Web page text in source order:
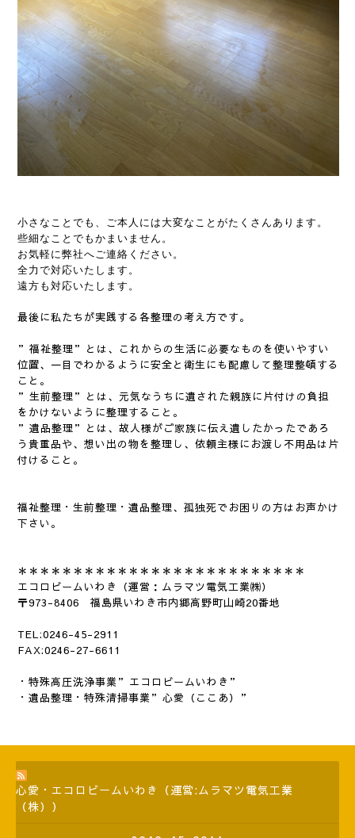
小さなことでも、ご本人には大変なことがたくさんあります 。
些細なことでもかまいません。
お気軽に弊社へご連絡ください。
全力で対応いたします。
遠方も対応いたします。
最後に私たちが実践する各整理の考え方です。
”福祉整理”とは、これからの生活に必要なものを使いやすい
位置、一目でわかるように安全と衛生にも配慮して整理整頓する
こと。
”生前整理”とは、元気なうちに遺された親族に片付けの負担
をかけないように整理すること。
”遺品整理”とは、故人様がご家族に伝え遺したかったであろ
う貴重品や、想い出の物を整理し、依頼主様にお渡し不用品は片
付けること。
福祉整理・生前整理・遺品整理、孤独死でお困りの方はお声かけ
下さい。
＊＊＊＊＊＊＊＊＊＊＊＊＊＊＊＊＊＊＊＊＊＊＊ ＊＊＊
エコロビームいわき（運営：ムラマツ電気工業㈱）
〒973-8406 福島県いわき市内郷高野町山崎20番地
TEL:0246-45-2911
FAX:0246-27-6611
・特殊高圧洗浄事業”エコロビームいわき”
・遺品整理・特殊清掃事業”心愛（ここあ）”
心愛・エコロビームいわき（運営:ムラマツ電気工業
（株））